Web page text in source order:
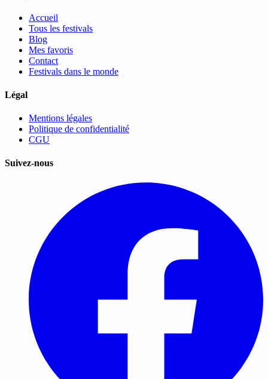
Accueil
Tous les festivals
Blog
Mes favoris
Contact
Festivals dans le monde
Légal
Mentions légales
Politique de confidentialité
CGU
Suivez-nous